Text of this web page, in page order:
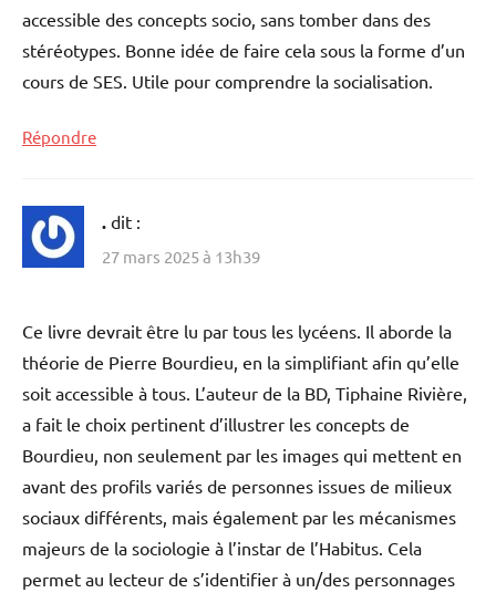
accessible des concepts socio, sans tomber dans des
stéréotypes. Bonne idée de faire cela sous la forme d’un
cours de SES. Utile pour comprendre la socialisation.
Répondre
. dit :
27 mars 2025 à 13h39
Ce livre devrait être lu par tous les lycéens. Il aborde la
théorie de Pierre Bourdieu, en la simplifiant afin qu’elle
soit accessible à tous. L’auteur de la BD, Tiphaine Rivière,
a fait le choix pertinent d’illustrer les concepts de
Bourdieu, non seulement par les images qui mettent en
avant des profils variés de personnes issues de milieux
sociaux différents, mais également par les mécanismes
majeurs de la sociologie à l’instar de l’Habitus. Cela
permet au lecteur de s’identifier à un/des personnages